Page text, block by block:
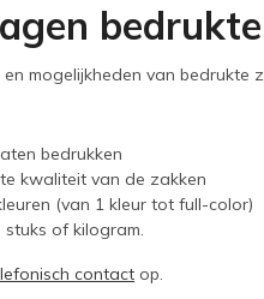
mogelijkheden van
bedrukken
kwaliteit van de zakken
(van 1 kleur tot full-color)
of kilogram.
contact op.